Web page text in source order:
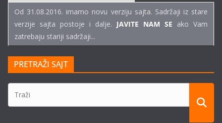
TEKSTOVA
Od 31.08.2016. imamo novu verziju sajta. Sadržaji iz stare
verzije sajta postoje i dalje. JAVITE NAM SE ako Vam
zatrebaju stariji sadržaji...
PRETRAŽI SAJT